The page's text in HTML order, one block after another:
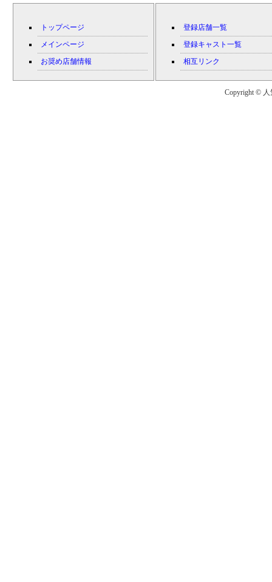
トップページ
メインページ
お奨め店舗情報
登録店舗一覧
登録キャスト一覧
相互リンク
Copyright © 人